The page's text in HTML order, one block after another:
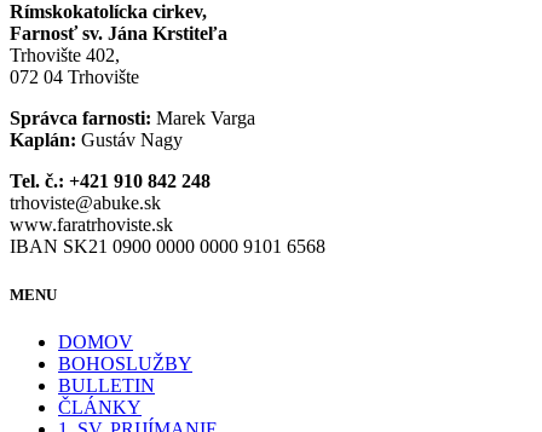
Rímskokatolícka cirkev,
Farnosť sv. Jána Krstiteľa
Trhovište 402,
072 04 Trhovište
Správca farnosti: Marek Varga
Kaplán: Gustáv Nagy
Tel. č.: +421 910 842 248
trhoviste@abuke.sk
www.faratrhoviste.sk
IBAN SK21 0900 0000 0000 9101 6568
MENU
DOMOV
BOHOSLUŽBY
BULLETIN
ČLÁNKY